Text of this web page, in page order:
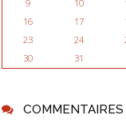
9
10
16
17
23
24
30
31